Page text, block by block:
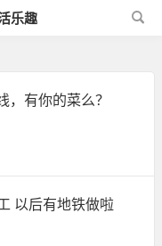
乐趣
，有你的菜么？
以后有地铁做啦